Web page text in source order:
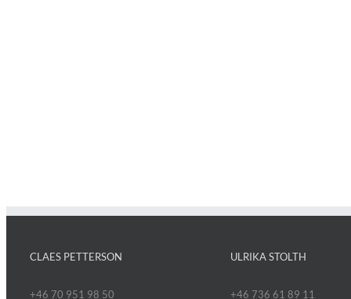
CLAES PETTERSON
+46 70 951 98 50
ULRIKA STOLTH
+46 736 61 89 11